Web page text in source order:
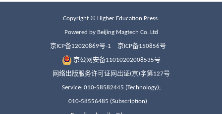
Copyright © Higher Education Press.
Powered by Beijing Magtech Co. Ltd
京ICP备12020869号-1 京ICP备150856号
京公网安备11010202008535号
网络出版服务许可证网出证(京)字第127号
Service: 010-58582445 (Technology);
010-58556485 (Subscription)